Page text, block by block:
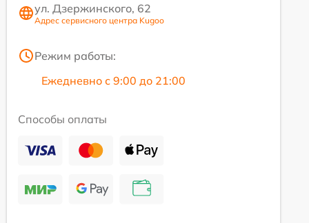
ул. Дзержинского, 62
Адрес сервисного центра Kugoo
Режим работы:
Ежедневно с 9:00 до 21:00
Способы оплаты